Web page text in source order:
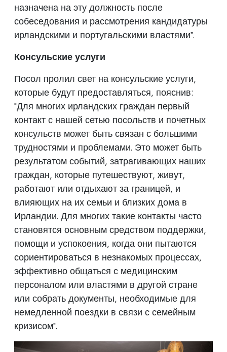
назначена на эту должность после
собеседования и рассмотрения кандидатуры
ирландскими и португальскими властями".
Консульские услуги
Посол пролил свет на консульские услуги,
которые будут предоставляться, пояснив:
"Для многих ирландских граждан первый
контакт с нашей сетью посольств и почетных
консульств может быть связан с большими
трудностями и проблемами. Это может быть
результатом событий, затрагивающих наших
граждан, которые путешествуют, живут,
работают или отдыхают за границей, и
влияющих на их семьи и близких дома в
Ирландии. Для многих такие контакты часто
становятся основным средством поддержки,
помощи и успокоения, когда они пытаются
сориентироваться в незнакомых процессах,
эффективно общаться с медицинским
персоналом или властями в другой стране
или собрать документы, необходимые для
немедленной поездки в связи с семейным
кризисом".